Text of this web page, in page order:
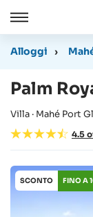
Alloggi ›
Palm
Villa · Mahé Port
4.5
SCONTO FINO A